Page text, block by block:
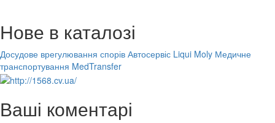
Нове в каталозі
Досудове врегулювання спорів Автосервіс Liqui Moly Медичне
транспортування MedTransfer
Ваші коментарі